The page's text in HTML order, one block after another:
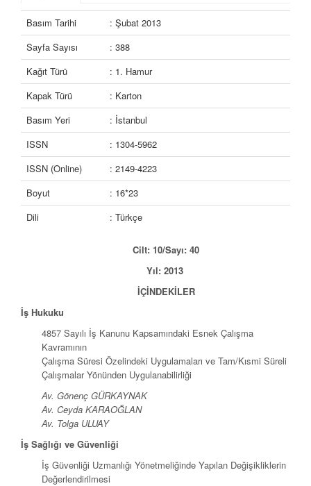
Basım Tarihi
: Şubat 2013
Sayfa Sayısı
: 388
Kağıt Türü
: 1. Hamur
Kapak Türü
: Karton
Basım Yeri
: İstanbul
ISSN
: 1304-5962
ISSN (Online)
: 2149-4223
Boyut
: 16*23
Dili
: Türkçe
Cilt: 10/Sayı: 40
Yıl: 2013
İÇİNDEKİLER
İş Hukuku
4857 Sayılı İş Kanunu Kapsamındaki Esnek Çalışma
Kavramının
Çalışma Süresi Özelindeki Uygulamaları ve Tam/Kısmi Süreli
Çalışmalar Yönünden Uygulanabilirliği
Av. Gönenç GÜRKAYNAK
Av. Ceyda KARAOĞLAN
Av. Tolga ULUAY
İş Sağlığı ve Güvenliği
İş Güvenliği Uzmanlığı Yönetmeliğinde Yapılan Değişikliklerin
Değerlendirilmesi